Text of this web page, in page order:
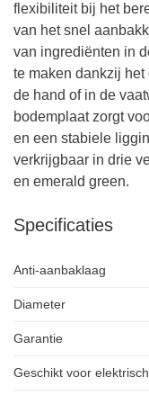
flexibiliteit bij het
van het snel
van ingrediënten in
te maken dankzij
de hand of in de
bodemplaat zorgt
en een stabiele
verkrijgbaar in drie
en emerald green.
Specificaties
Anti-aanbaklaag
Diameter
Garantie
Geschikt voor